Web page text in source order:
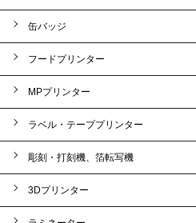
缶バッジ
フードプリンター
MPプリンター
ラベル・テーププリンター
彫刻・打刻機、箔転写機
3Dプリンター